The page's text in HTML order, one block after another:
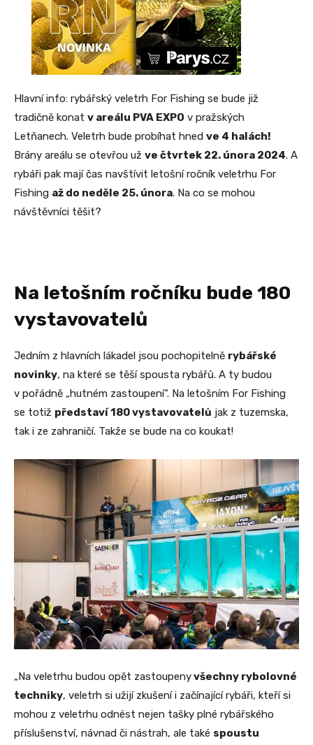
Hlavní info: rybářský veletrh For Fishing se bude již
tradičně konat v areálu PVA EXPO v pražských
Letňanech. Veletrh bude probíhat hned ve 4 halách!
Brány areálu se otevřou už ve čtvrtek 22. února 2024. A
rybáři pak mají čas navštívit letošní ročník veletrhu For
Fishing až do neděle 25. února. Na co se mohou
návštěvníci těšit?
Na letošním ročníku bude 180
vystavovatelů
Jedním z hlavních lákadel jsou pochopitelně rybářské
novinky, na které se těší spousta rybářů. A ty budou
v pořádně „hutném zastoupení“. Na letošním For Fishing
se totiž představí 180 vystavovatelů jak z tuzemska,
tak i ze zahraničí. Takže se bude na co koukat!
„Na veletrhu budou opět zastoupenyvšechny rybolovné
techniky, veletrh si užijí zkušení i začínající rybáři, kteří si
mohou z veletrhu odnést nejen tašky plné rybářského
příslušenství, návnad či nástrah, ale také spoustu